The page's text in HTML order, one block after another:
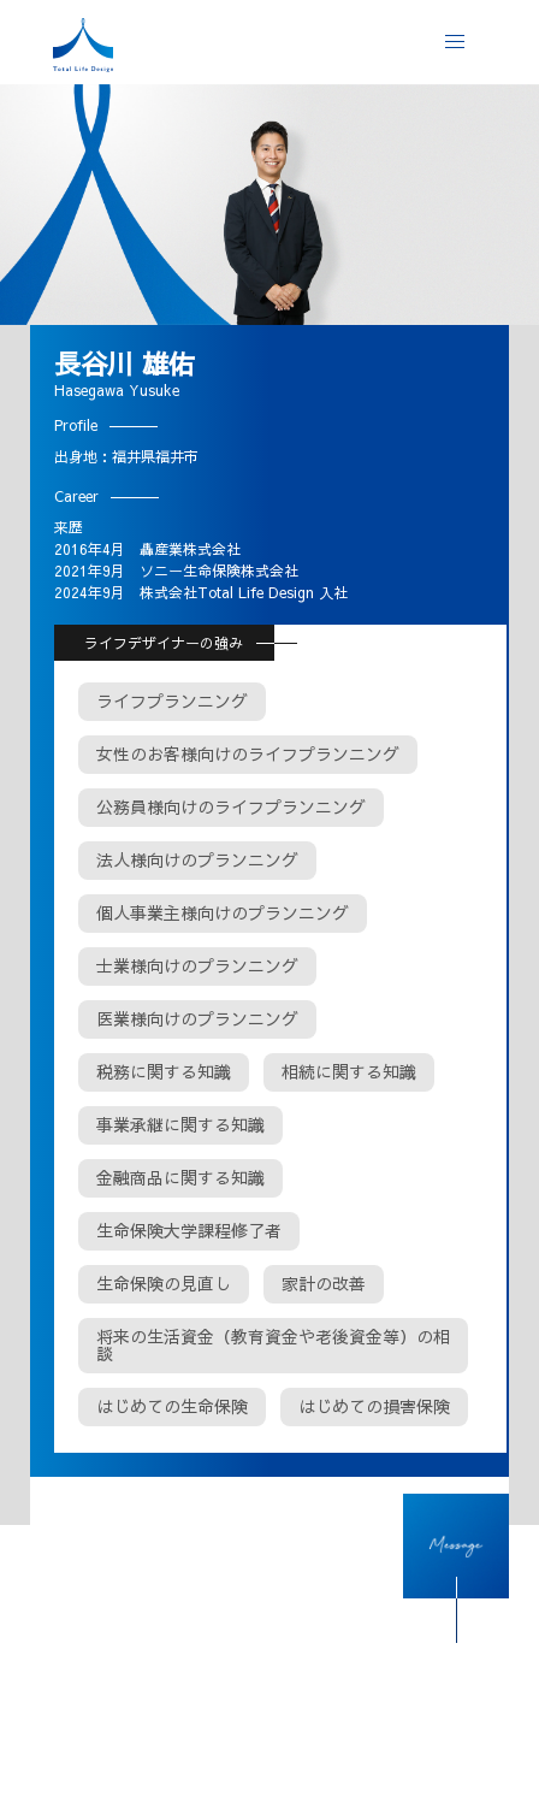
長谷川 雄佑
Hasegawa Yusuke
Profile
出身地：福井県福井市
Career
来歴
2016年4月 轟産業株式会社
2021年9月 ソニー生命保険株式会社
2024年9月 株式会社Total Life Design 入社
ライフデザイナーの強み
ライフプランニング
女性のお客様向けのライフプランニング
公務員様向けのライフプランニング
法人様向けのプランニング
個人事業主様向けのプランニング
士業様向けのプランニング
医業様向けのプランニング
税務に関する知識 相続に関する知識
事業承継に関する知識
金融商品に関する知識
生命保険大学課程修了者
生命保険の見直し 家計の改善
将来の生活資金（教育資金や老後資金等）の相
談
はじめての生命保険 はじめての損害保険